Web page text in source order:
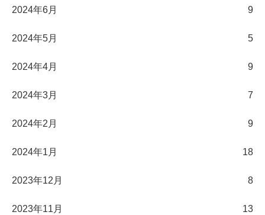
2024年6月 9
2024年5月 5
2024年4月 9
2024年3月 7
2024年2月 9
2024年1月 18
2023年12月 8
2023年11月 13